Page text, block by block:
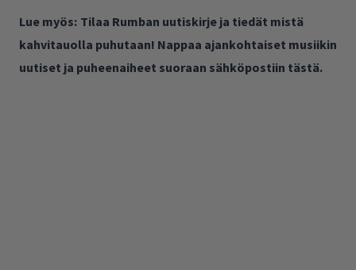
Lue myös: Tilaa Rumban uutiskirje ja tiedät mistä
kahvitauolla puhutaan! Nappaa ajankohtaiset musiikin
uutiset ja puheenaiheet suoraan sähköpostiin tästä.